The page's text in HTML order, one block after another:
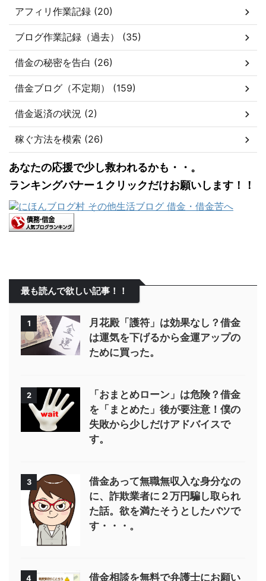
アフィリ作業記録 (20)
ブログ作業記録（過去） (35)
借金の秘密を告白 (26)
借金ブログ（不定期） (159)
借金返済の状況 (2)
稼ぐ方法を模索 (26)
あなたの応援で少し救われるかも・・。
ランキングバナー１クリックだけお願いします！！
最も読んで欲しい記事！！
1
月花殿「護符」は効果なし？借金
は運気を下げるから金運アップの
ために買った。
2
「おまとめローン」は危険？借金
を「まとめた」後が要注意！僕の
失敗から少しだけアドバイスで
す。
3
借金あって無職無収入な身分なの
に、詐欺業者に２万円騙し取られ
た話。欲を満たそうとしたバツで
す・・・。
4
借金相談を無料で弁護士にお願い